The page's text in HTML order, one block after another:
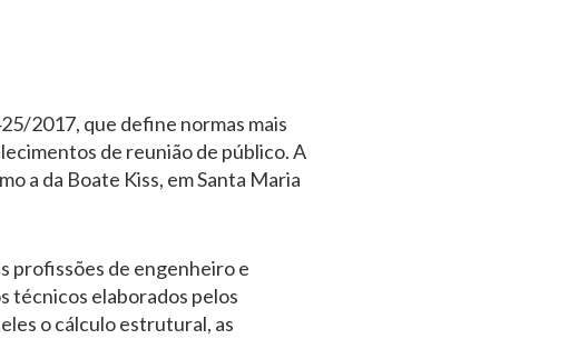
2017, que define normas mais
de reunião de público. A
a da Boate Kiss, em Santa Maria
profissões de engenheiro e
técnicos elaborados pelos
o cálculo estrutural, as